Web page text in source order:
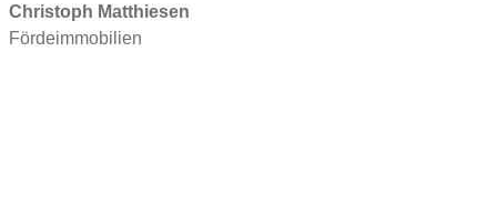
Christoph Matthiesen
Fördeimmobilien